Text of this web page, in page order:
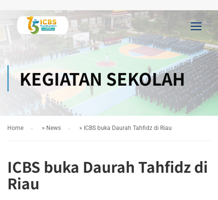
KEGIATAN SEKOLAH
Home » News » ICBS buka Daurah Tahfidz di Riau
ICBS buka Daurah Tahfidz di
Riau